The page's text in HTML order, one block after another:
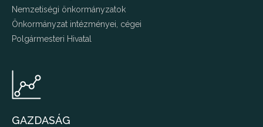
Nemzetiségi önkormányzatok
Önkormányzat intézményei, cégei
Polgármesteri Hivatal
GAZDASÁG